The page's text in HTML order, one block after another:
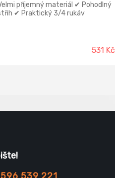
příjemný materiál ✔ Pohodlný
✔ Praktický 3/4 rukáv
531 Kč